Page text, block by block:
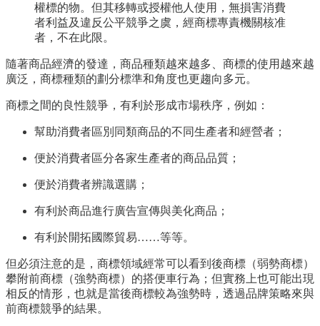
權標的物。但其移轉或授權他人使用，無損害消費
者利益及違反公平競爭之虞，經商標專責機關核准
者，不在此限。
隨著商品經濟的發達，商品種類越來越多、商標的使用越來越
廣泛，商標種類的劃分標準和角度也更趨向多元。
商標之間的良性競爭，有利於形成市場秩序，例如：
幫助消費者區別同類商品的不同生產者和經營者；
便於消費者區分各家生產者的商品品質；
便於消費者辨識選購；
有利於商品進行廣告宣傳與美化商品；
有利於開拓國際貿易……等等。
但必須注意的是，商標領域經常可以看到後商標（弱勢商標）
攀附前商標（強勢商標）的搭便車行為；但實務上也可能出現
相反的情形，也就是當後商標較為強勢時，透過品牌策略來與
前商標競爭的結果。